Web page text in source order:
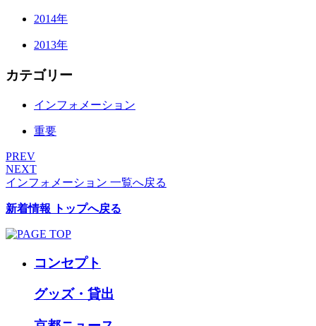
2014年
2013年
カテゴリー
インフォメーション
重要
PREV
NEXT
インフォメーション 一覧へ戻る
新着情報 トップへ戻る
コンセプト
グッズ・貸出